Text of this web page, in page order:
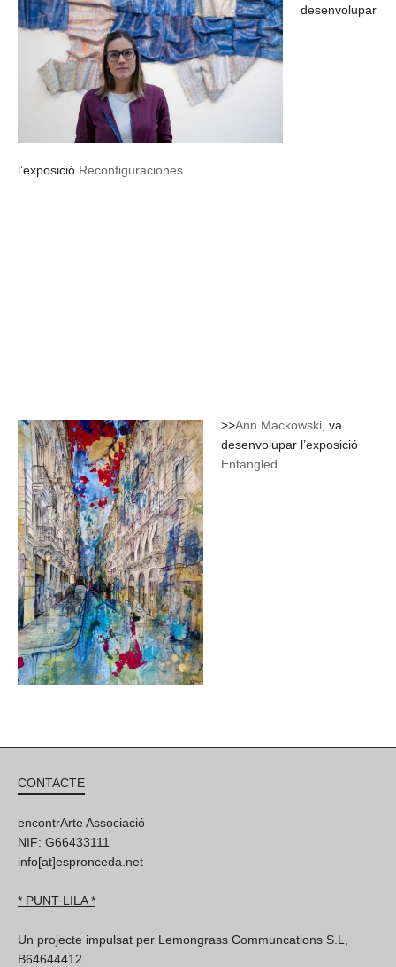
desenvolupar
l’exposició Reconfiguraciones
>>Ann Mackowski , va
desenvolupar l’exposició
Entangled
CONTACTE
encontrArte Associació
NIF: G66433111
info[at]espronceda.net
* PUNT LILA *
Un projecte impulsat per Lemongrass Communcations S.L,
B64644412